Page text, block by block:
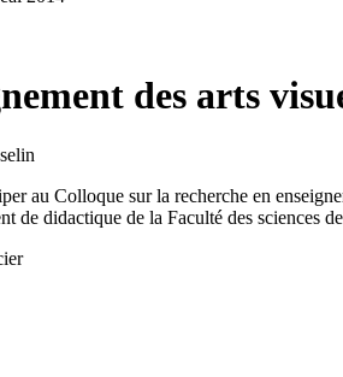
des arts
au Colloque sur la recherche en
didactique de la Faculté des sciences